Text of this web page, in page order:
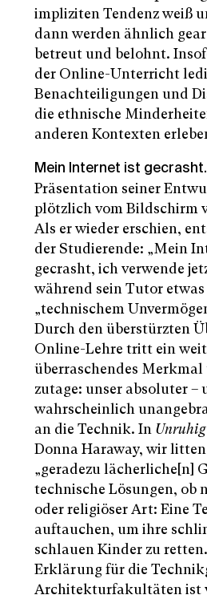
impliziten Tendenz weiß
dann werden ähnlich
betreut und belohnt.
der Online-Unterricht
Benachteiligungen und
die ethnische
anderen Kontexten
Mein Internet ist gecrasht.
Präsentation seiner
plötzlich vom Bildschirm
Als er wieder erschien,
der Studierende: „Mein
gecrasht, ich verwende
während sein Tutor etwas
„technischem
Durch den überstürzten
Online-Lehre tritt ein
überraschendes Merkmal
zutage: unser absoluter –
wahrscheinlich
an die Technik. In
Donna Haraway, wir
„geradezu lächerliche[n]
technische Lösungen, ob
oder religiöser Art: Eine
auftauchen, um ihre
schlauen Kinder zu
Erklärung für die
Architekturfakultäten ist